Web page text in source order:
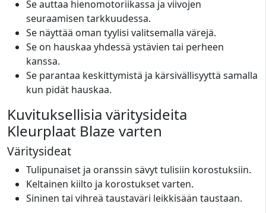
Se auttaa hienomotoriikassa ja viivojen
seuraamisen tarkkuudessa.
Se näyttää oman tyylisi valitsemalla värejä.
Se on hauskaa yhdessä ystävien tai perheen
kanssa.
Se parantaa keskittymistä ja kärsivällisyyttä samalla
kun pidät hauskaa.
Kuvituksellisia väritysideita
Kleurplaat Blaze varten
Väritysideat
Tulipunaiset ja oranssin sävyt tulisiin korostuksiin.
Keltainen kiilto ja korostukset varten.
Sininen tai vihreä taustaväri leikkisään taustaan.